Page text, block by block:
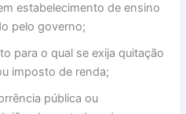
estabelecimento de ensino
pelo governo;
para o qual se exija quitação
imposto de renda;
pública ou